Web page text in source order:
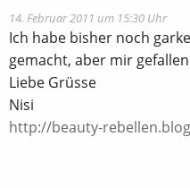
14. Februar 2011 um 15:30 Uhr
Ich habe bisher noch
gemacht, aber mir
Liebe Grüsse
Nisi
http://beauty-